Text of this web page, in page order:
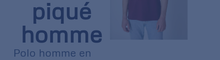
piqué
homme
Polo homme en